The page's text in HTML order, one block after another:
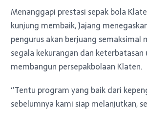
Menanggapi prestasi sepak bola
kunjung membaik, Jajang
pengurus akan berjuang semaksimal
segala kekurangan dan keterbatasan
membangun persepakbolaan Klaten.
‘’Tentu program yang baik dari
sebelumnya kami siap melanjutkan,